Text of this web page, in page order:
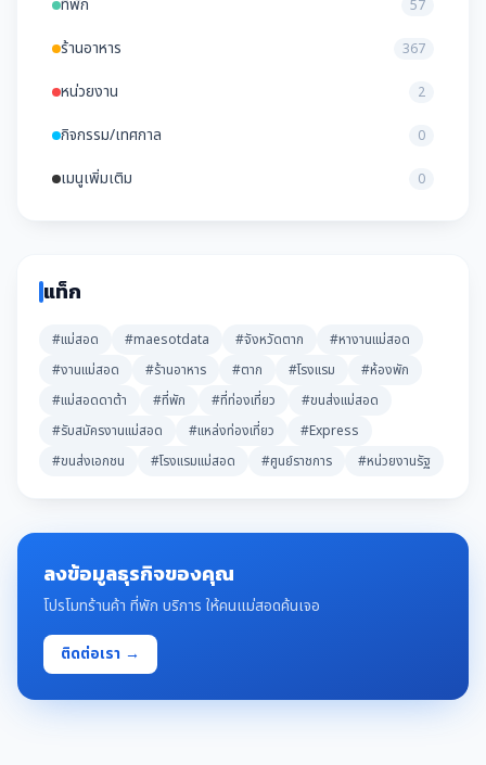
57
ร้านอาหาร 367
หน่วยงาน 2
กิจกรรม/เทศกาล 0
เมนูเพิ่มเติม 0
แท็ก
#แม่สอด #maesotdata #จังหวัดตาก
#หางานแม่สอด
#งานแม่สอด
#ร้านอาหาร #ตาก #โรงแรม
#ห้องพัก
#แม่สอดดาต้า
#ที่พัก #ที่ท่องเที่ยว
#ขนส่งแม่สอด
#รับสมัครงานแม่สอด
#แหล่งท่องเที่ยว
#Express
#ขนส่งเอกชน
#โรงแรมแม่สอด #ศูนย์ราชการ #หน่วยงานรัฐ
ลงข้อมูลธุรกิจของคุณ
โปรโมทร้านค้า ที่พัก บริการ ให้คนแม่สอดค้นเจอ
ติดต่อเรา →